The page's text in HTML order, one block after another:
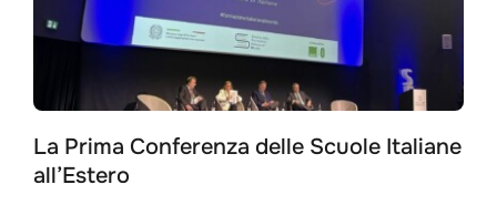
La Prima Conferenza delle Scuole Italiane
all’Estero